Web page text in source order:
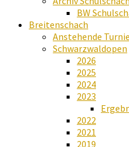
BW
Breitenschach
Anstehende
Schwarzwaldopen
2026
2025
2024
2023
2022
2021
2019